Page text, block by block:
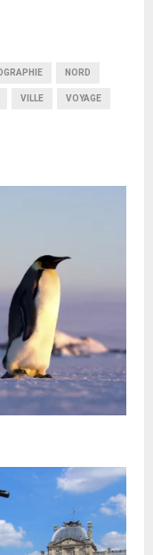
NORD
VILLE VOYAGE